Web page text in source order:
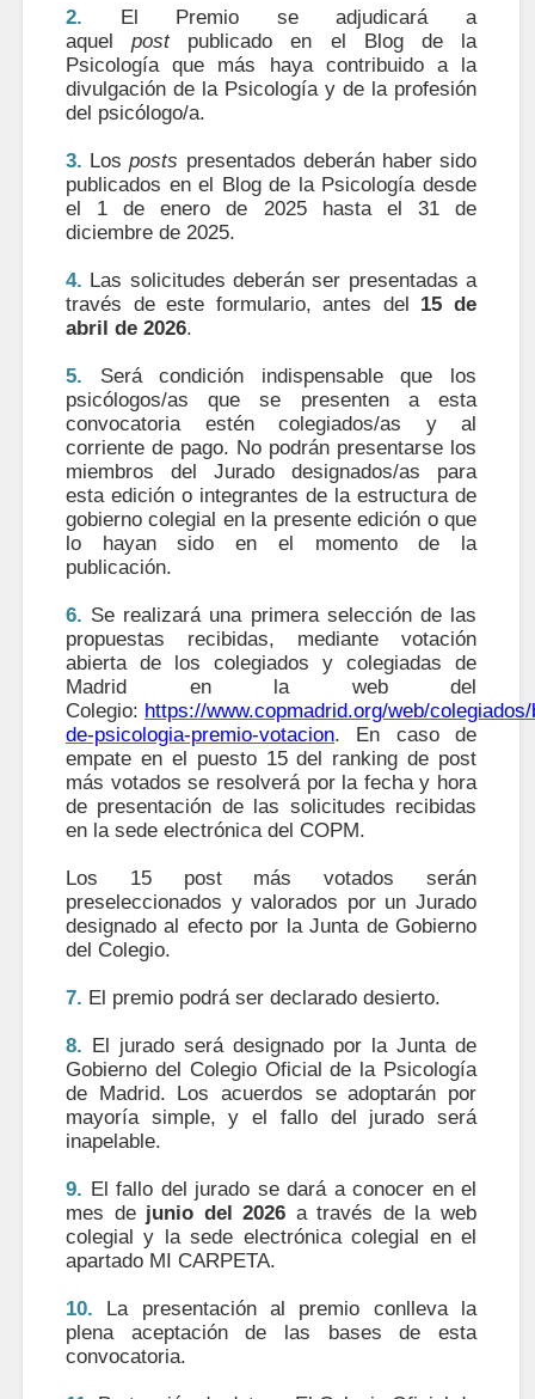
2. El Premio se adjudicará a
aquelpost publicado en el Blog de la
Psicología que más haya contribuido a la
divulgación de la Psicología y de la profesión
del psicólogo/a.
3. Losposts presentados deberán haber sido
publicados en el Blog de la Psicología desde
el 1 de enero de 2025 hasta el 31 de
diciembre de 2025.
4. Las solicitudes deberán ser presentadas a
través de este formulario, antes del 15 de
abril de 2026.
5. Será condición indispensable que los
psicólogos/as que se presenten a esta
convocatoria estén colegiados/as y al
corriente de pago. No podrán presentarse los
miembros del Jurado designados/as para
esta edición o integrantes de la estructura de
gobierno colegial en la presente edición o que
lo hayan sido en el momento de la
publicación.
6. Se realizará una primera selección de las
propuestas recibidas, mediante votación
abierta de los colegiados y colegiadas de
Madrid en la web del
Colegio: https://www.copmadrid.org/web/
de-psicologia-premio-votacion. En caso de
empate en el puesto 15 del ranking de post
más votados se resolverá por la fecha y hora
de presentación de las solicitudes recibidas
en la sede electrónica del COPM.
Los 15 post más votados serán
preseleccionados y valorados por un Jurado
designado al efecto por la Junta de Gobierno
del Colegio.
7. El premio podrá ser declarado desierto.
8. El jurado será designado por la Junta de
Gobierno del Colegio Oficial de la Psicología
de Madrid. Los acuerdos se adoptarán por
mayoría simple, y el fallo del jurado será
inapelable.
9. El fallo del jurado se dará a conocer en el
mes de junio del 2026 a través de la web
colegial y la sede electrónica colegial en el
apartado MI CARPETA.
10. La presentación al premio conlleva la
plena aceptación de las bases de esta
convocatoria.